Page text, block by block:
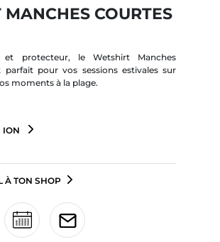
COURTES
et protecteur, le Wetshirt Manches
parfait pour vos sessions estivales sur
moments à la plage.
ION
À TON SHOP